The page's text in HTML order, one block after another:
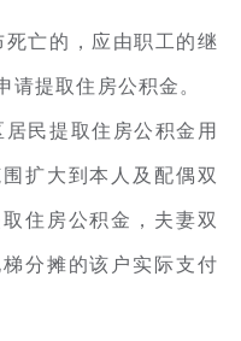
死亡的，应由职工的继
请提取住房公积金。
居民提取住房公积金用
扩大到本人及配偶双
住房公积金，夫妻双
分摊的该户实际支付